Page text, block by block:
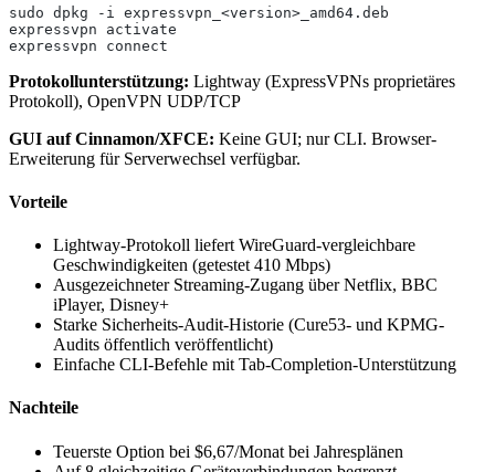
sudo dpkg -i expressvpn_<version>_amd64.deb
expressvpn activate
expressvpn connect
Protokollunterstützung: Lightway (ExpressVPNs proprietäres
Protokoll), OpenVPN UDP/TCP
GUI auf Cinnamon/XFCE: Keine GUI; nur CLI. Browser-
Erweiterung für Serverwechsel verfügbar.
Vorteile
Lightway-Protokoll liefert WireGuard-vergleichbare
Geschwindigkeiten (getestet 410 Mbps)
Ausgezeichneter Streaming-Zugang über Netflix, BBC
iPlayer, Disney+
Starke Sicherheits-Audit-Historie (Cure53- und KPMG-
Audits öffentlich veröffentlicht)
Einfache CLI-Befehle mit Tab-Completion-Unterstützung
Nachteile
Teuerste Option bei $6,67/Monat bei Jahresplänen